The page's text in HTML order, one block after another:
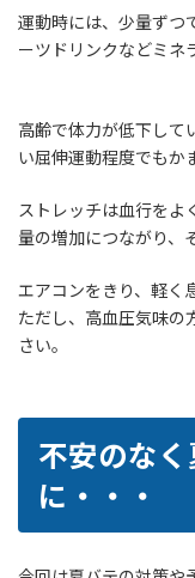
運動時には、少量ずつ
ーツドリンクなどミネ
高齢で体力が低下して
い屈伸運動程度でもか
ストレッチは血行をよ
量の増加につながり、
エアコンをきり、軽く
ただし、高血圧気味の
さい。
不安のな
に・・・